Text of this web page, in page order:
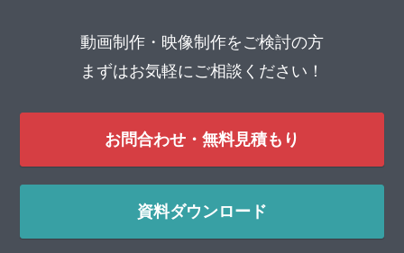
動画制作・映像制作をご検討の方
まずはお気軽にご相談ください！
お問合わせ・無料見積もり
資料ダウンロード